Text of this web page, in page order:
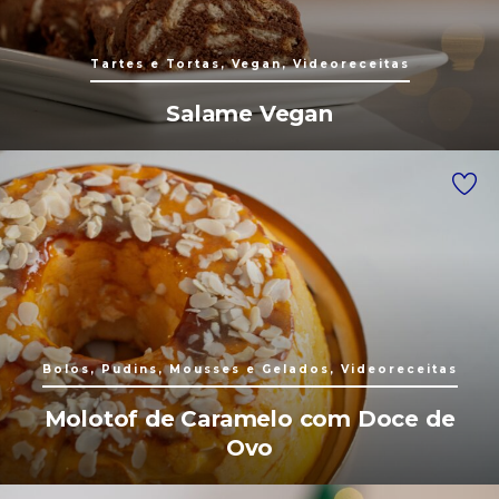
Tartes e Tortas, Vegan, Videoreceitas
Salame Vegan
Bolos, Pudins, Mousses e Gelados, Videoreceitas
Molotof de Caramelo com Doce de
Ovo